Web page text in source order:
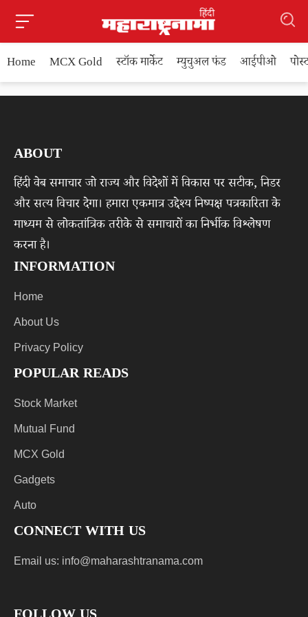
Home MCX Gold स्टॉक मार्केट म्युचुअल फंड आईपीओ
ABOUT
हिंदी वेब समाचार जो राज्य और विदेशों में विकास पर सटीक, निडर
और सत्य विचार देगा। हमारा एकमात्र उद्देश्य निष्पक्ष पत्रकारिता के
माध्यम से लोकतांत्रिक तरीके से समाचारों का निर्भीक विश्लेषण
करना है।
INFORMATION
Home
About Us
Privacy Policy
POPULAR READS
Stock Market
Mutual Fund
MCX Gold
Gadgets
Auto
CONNECT WITH US
Email us: info@maharashtranama.com